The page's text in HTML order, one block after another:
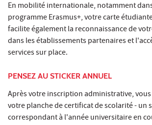
En mobilité internationale, notamment
programme Erasmus+, votre carte
facilite également la reconnaissance de
dans les établissements partenaires et
services sur place.
PENSEZ AU STICKER ANNUEL
Après votre inscription administrative, vous
votre planche de certificat de scolarité - un
correspondant à l'année universitaire en